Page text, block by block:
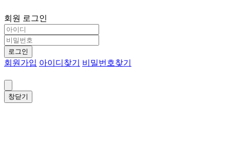
회원 로그인
로그인
회원가입 아이디찾기 비밀번호찾기
창닫기